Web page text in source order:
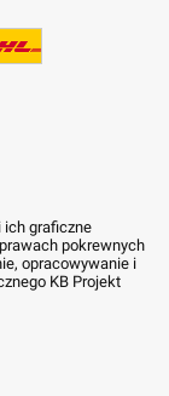
ich graficzne
pokrewnych
opracowywanie i
KB Projekt